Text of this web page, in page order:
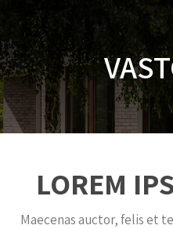
LOREM
Maecenas auctor, felis et